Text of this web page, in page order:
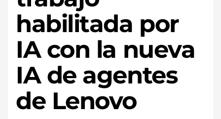
habilitada por
IA con la nueva
IA de agentes
de Lenovo